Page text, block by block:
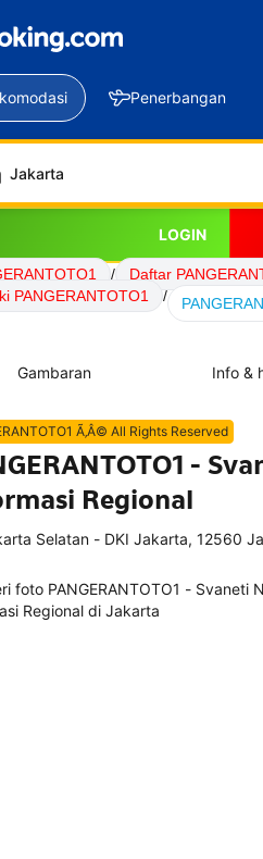
Penerbangan
LOGIN
/ Daftar
PANGERANTOTO1
/
Gambaran Info &
Ã‚Â© All Rights Reserved
-
Regional
Selatan - DKI Jakarta, 12560